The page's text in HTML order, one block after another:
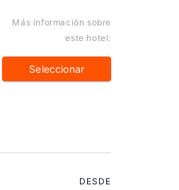
Más información sobre
este hotel:
Seleccionar
DESDE